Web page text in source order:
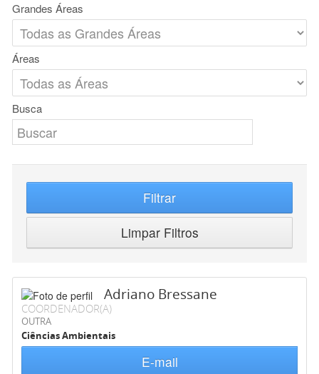
Grandes Áreas
Áreas
Busca
Filtrar
Limpar Filtros
Adriano Bressane
COORDENADOR(A)
OUTRA
Ciências Ambientais
E-mail